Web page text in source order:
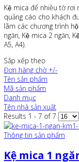
Kệ mica để nhiều tờ
quảng cáo cho khách
lãm các chương trình
ngăn, Kệ mica 2 ngăn,
A5, A4).
Sắp xếp theo
Đơn hàng chờ +/-
Tên sản phẩm
Mã sản phẩm
Danh mục
Tên nhà sản xuất
Results 1 - 7 of 7
Thông tin sản phẩm
Kệ mica 1